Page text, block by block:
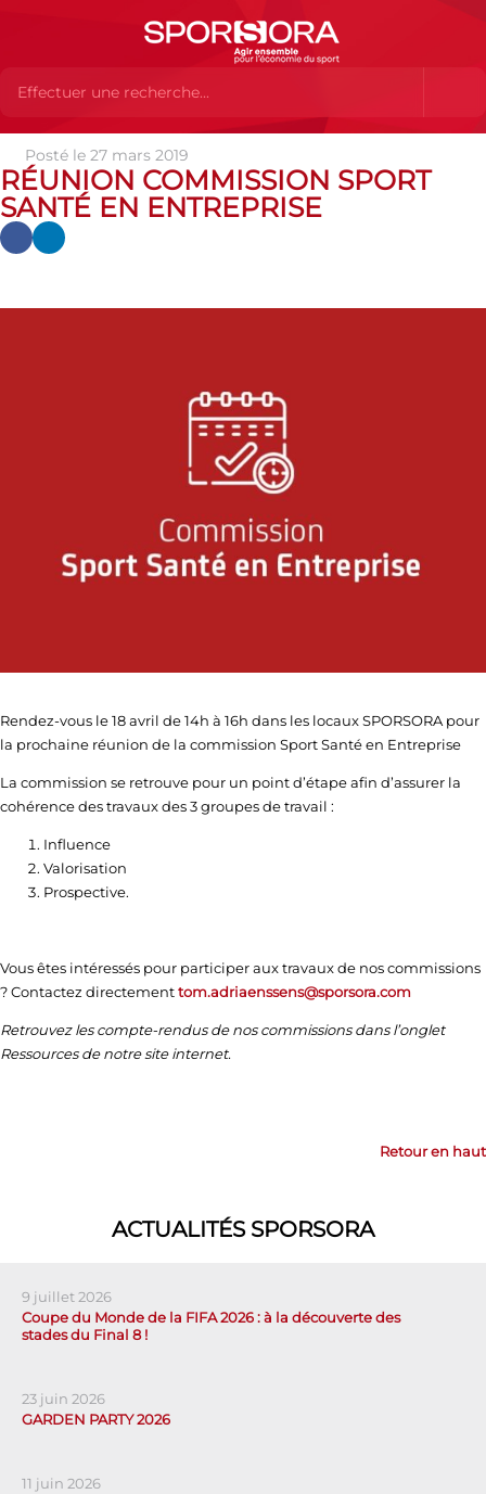
Actualités Actualités
commissions
Réunion Commission Sport Santé en Entreprise
Posté le 27 mars 2019
RÉUNION COMMISSION SPORT
SANTÉ EN ENTREPRISE
Rendez-vous le 18 avril de 14h à 16h dans les locaux SPORSORA pour
la prochaine réunion de la commission Sport Santé en Entreprise
La commission se retrouve pour un point d’étape afin d’assurer la
cohérence des travaux des 3 groupes de travail :
Influence
Valorisation
Prospective.
Vous êtes intéressés pour participer aux travaux de nos commissions
? Contactez directementtom.adriaenssens@sporsora.com
Retrouvez les compte-rendus de nos commissions dans l’onglet
Ressources de notre site internet.
Retour en haut
ACTUALITÉS SPORSORA
9 juillet 2026
Coupe du Monde de la FIFA 2026 : à la découverte des
stades du Final 8 !
23 juin 2026
GARDEN PARTY 2026
11 juin 2026